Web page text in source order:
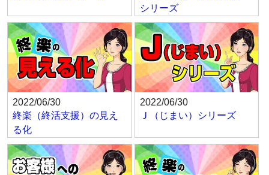
シリーズ
2022/06/30
終楽（終活支援）の見え
る化
2022/06/30
Ｊ（じまい）シリーズ